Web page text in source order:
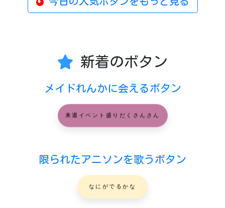
新着のボタン
メイドれんかに会えるボタン
来週イベント盛りだくさんさん
限られたアニソンを歌うボタン
なにがでるかな